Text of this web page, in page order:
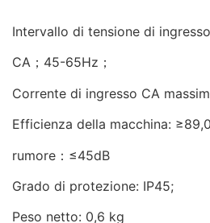
Intervallo di tensione di
CA；45-65Hz；
Corrente di ingresso CA
Efficienza della macchina:
rumore：≤45dB
Grado di protezione: IP45;
Peso netto: 0,6 kg